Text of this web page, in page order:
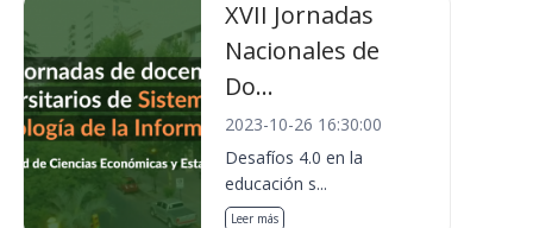
XVII Jornadas
Nacionales de
Do...
2023-10-26 16:30:00
Desafíos 4.0 en la
educación s...
Leer más